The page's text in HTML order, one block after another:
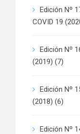
Edición Nº
COVID 19
Edición Nº
(2019) (7)
Edición Nº
(2018) (6)
Edición Nº